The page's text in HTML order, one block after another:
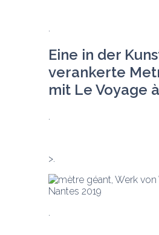
Eine in der
verankerte
mit Le Voyage